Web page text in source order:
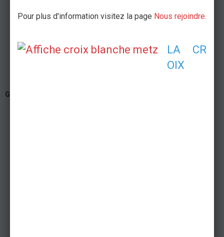
Galaxie
Pour plus d'information visitez la page Nous rejoindre.
LA CR
OIX